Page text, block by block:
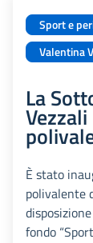
Sport e
Valentina
La
È stato
polivalente
fondo